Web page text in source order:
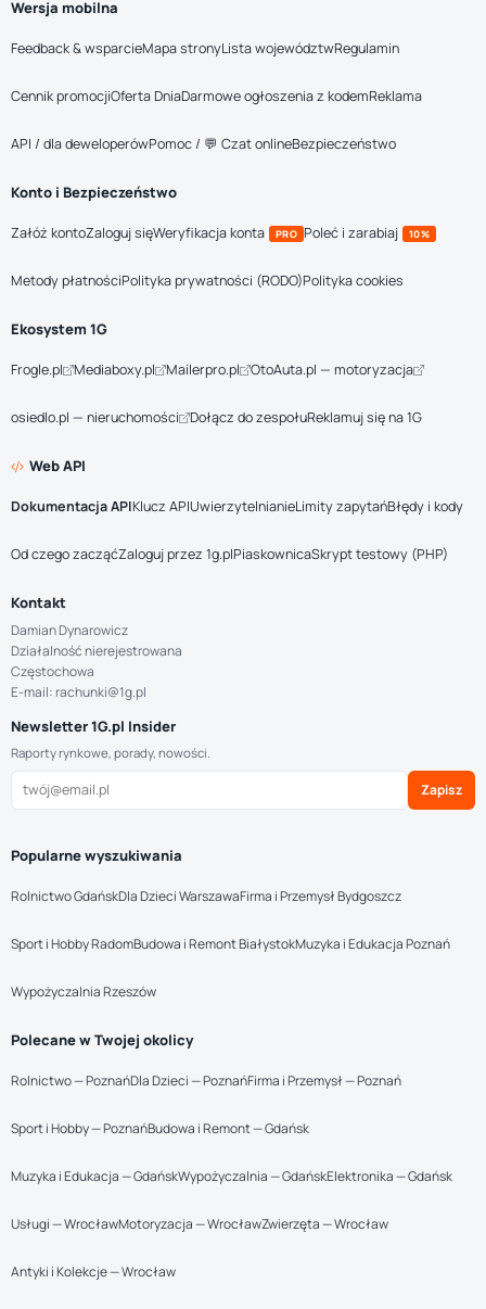
Wersja mobilna
Feedback & wsparcieMapa stronyLista województwRegulamin
Cennik promocjiOferta DniaDarmowe ogłoszenia z kodemReklama
API / dla deweloperówPomoc / 💬 Czat onlineBezpieczeństwo
Konto i Bezpieczeństwo
Załóż kontoZaloguj sięWeryfikacja konta PRO Poleć i zarabiaj 10%
Metody płatnościPolityka prywatności (RODO)Polityka cookies
Ekosystem 1G
Frogle.pl Mediaboxy.pl Mailerpro.pl OtoAuta.pl — motoryzacja
osiedlo.pl — nieruchomości Dołącz do zespołuReklamuj się na 1G
Web API
Dokumentacja APIKlucz APIUwierzytelnianieLimity zapytańBłędy i kody
Od czego zacząćZaloguj przez 1g.plPiaskownicaSkrypt testowy (PHP)
Kontakt
Damian Dynarowicz
Działalność nierejestrowana
Częstochowa
E-mail: rachunki@1g.pl
Newsletter 1G.pl Insider
Raporty rynkowe, porady, nowości.
Zapisz
Popularne wyszukiwania
Rolnictwo GdańskDla Dzieci WarszawaFirma i Przemysł Bydgoszcz
Sport i Hobby RadomBudowa i Remont BiałystokMuzyka i Edukacja Poznań
Wypożyczalnia Rzeszów
Polecane w Twojej okolicy
Rolnictwo — PoznańDla Dzieci — PoznańFirma i Przemysł — Poznań
Sport i Hobby — PoznańBudowa i Remont — Gdańsk
Muzyka i Edukacja — GdańskWypożyczalnia — GdańskElektronika — Gdańsk
Usługi — WrocławMotoryzacja — WrocławZwierzęta — Wrocław
Antyki i Kolekcje — Wrocław